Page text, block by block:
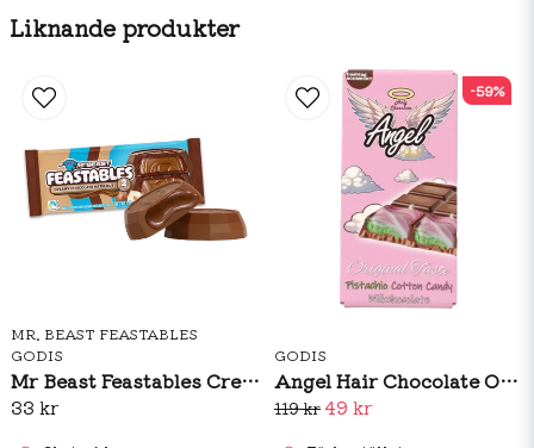
Liknande produkter
MR. BEAST FEASTABLES
GODIS
Mr Beast Feastables Creamy Chocolate Hazelnut 40g
33 kr
GODIS
Angel Hair Chocolate Original Taste 100g
119 kr 49 kr
-59%